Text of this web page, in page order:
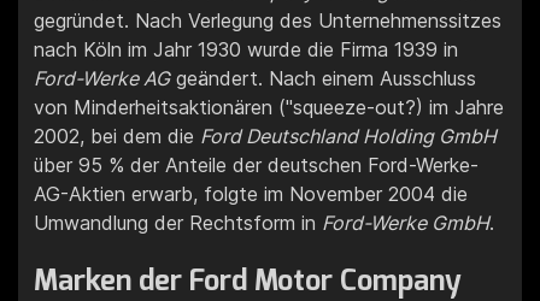
gegründet. Nach Verlegung des Unternehmenssitzes
nach Köln im Jahr 1930 wurde die Firma 1939 in
Ford-Werke AGgeändert. Nach einem Ausschluss
von Minderheitsaktionären ("squeeze-out?) im Jahre
2002, bei dem die Ford Deutschland Holding GmbH
über 95 % der Anteile der deutschen Ford-Werke-
AG-Aktien erwarb, folgte im November 2004 die
Umwandlung der Rechtsform in Ford-Werke GmbH.
Marken der Ford Motor Company